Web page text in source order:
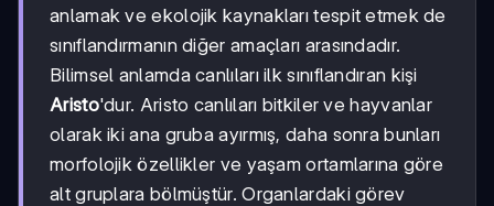
anlamak ve ekolojik kaynakları tespit etmek de
sınıflandırmanın diğer amaçları arasındadır.
Bilimsel anlamda canlıları ilk sınıflandıran kişi
Aristo'dur. Aristo canlıları bitkiler ve hayvanlar
olarak iki ana gruba ayırmış, daha sonra bunları
morfolojik özellikler ve yaşam ortamlarına göre
alt gruplara bölmüştür. Organlardaki görev